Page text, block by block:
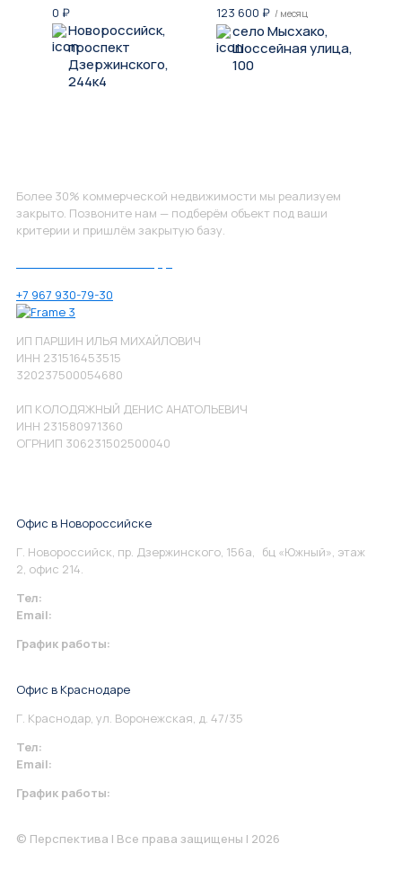
0 ₽
Новороссийск,
проспект
Дзержинского,
244к4
123 600 ₽ / месяц
село Мысхако,
Шоссейная улица,
100
Более 30% коммерческой недвижимости мы реализуем
закрыто. Позвоните нам — подберём объект под ваши
критерии и пришлём закрытую базу.
+7 967 930-79-30
ИП ПАРШИН ИЛЬЯ МИХАЙЛОВИЧ
ИНН 231516453515
320237500054680
ИП КОЛОДЯЖНЫЙ ДЕНИС АНАТОЛЬЕВИЧ
ИНН 231580971360
ОГРНИП 306231502500040
Офис в Новороссийске
Г. Новороссийск, пр. Дзержинского, 156а, бц «Южный», этаж
2, офис 214.
Тел:
Email:
График работы:
Офис в Краснодаре
Г. Краснодар, ул. Воронежская, д. 47/35
Тел:
Email:
График работы:
© Перспектива | Все права защищены | 2026